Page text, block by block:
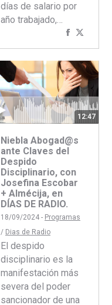
días de salario por
año trabajado,…
Compartir
concon
12:47
Niebla Abogad@s
ante Claves del
Despido
Disciplinario, con
Josefina Escobar
+ Almécija, en
DÍAS DE RADIO.
18/09/2024 - Programas
/ Dias de Radio
El despido
disciplinario es la
manifestación más
severa del poder
sancionador de una